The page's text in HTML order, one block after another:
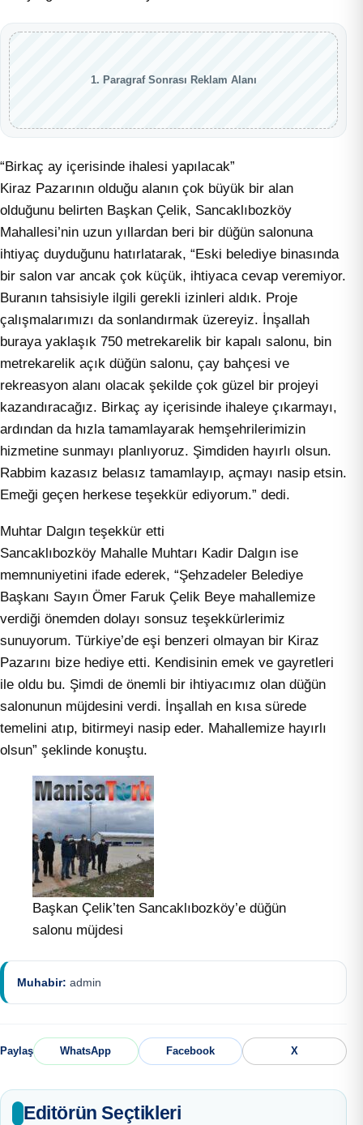
1. Paragraf Sonrası Reklam Alanı
“Birkaç ay içerisinde ihalesi yapılacak”
Kiraz Pazarının olduğu alanın çok büyük bir alan
olduğunu belirten Başkan Çelik, Sancaklıbozköy
Mahallesi’nin uzun yıllardan beri bir düğün salonuna
ihtiyaç duyduğunu hatırlatarak, “Eski belediye binasında
bir salon var ancak çok küçük, ihtiyaca cevap veremiyor.
Buranın tahsisiyle ilgili gerekli izinleri aldık. Proje
çalışmalarımızı da sonlandırmak üzereyiz. İnşallah
buraya yaklaşık 750 metrekarelik bir kapalı salonu, bin
metrekarelik açık düğün salonu, çay bahçesi ve
rekreasyon alanı olacak şekilde çok güzel bir projeyi
kazandıracağız. Birkaç ay içerisinde ihaleye çıkarmayı,
ardından da hızla tamamlayarak hemşehrilerimizin
hizmetine sunmayı planlıyoruz. Şimdiden hayırlı olsun.
Rabbim kazasız belasız tamamlayıp, açmayı nasip etsin.
Emeği geçen herkese teşekkür ediyorum.” dedi.
Muhtar Dalgın teşekkür etti
Sancaklıbozköy Mahalle Muhtarı Kadir Dalgın ise
memnuniyetini ifade ederek, “Şehzadeler Belediye
Başkanı Sayın Ömer Faruk Çelik Beye mahallemize
verdiği önemden dolayı sonsuz teşekkürlerimiz
sunuyorum. Türkiye’de eşi benzeri olmayan bir Kiraz
Pazarını bize hediye etti. Kendisinin emek ve gayretleri
ile oldu bu. Şimdi de önemli bir ihtiyacımız olan düğün
salonunun müjdesini verdi. İnşallah en kısa sürede
temelini atıp, bitirmeyi nasip eder. Mahallemize hayırlı
olsun” şeklinde konuştu.
Başkan Çelik’ten Sancaklıbozköy’e düğün
salonu müjdesi
Muhabir: admin
Paylaş WhatsApp Facebook X
Editörün Seçtikleri